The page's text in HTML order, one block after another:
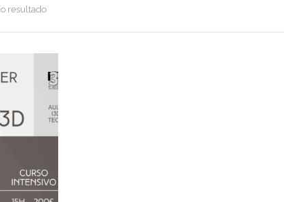
resultado